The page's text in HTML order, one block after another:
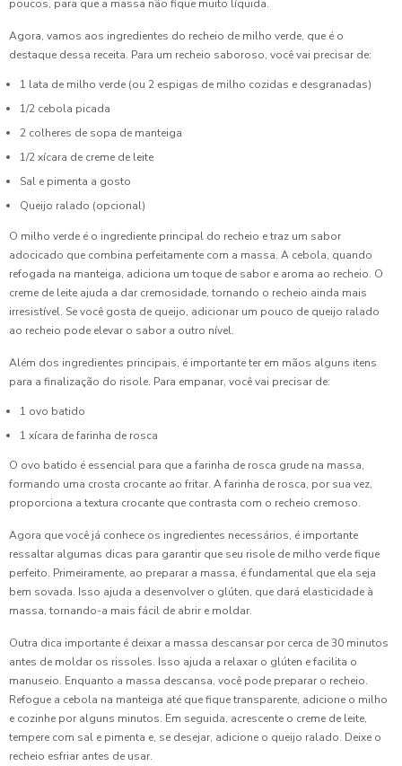
Coxinha de Aniversário: Apreenda Novas Receitas e Dicas
Incríveis
Coxinha de Festa é a Estrela do Seu Evento: As Dicas mais
Irresistíveis
Coxinha de Festa é a Estrela do Seu Evento: Dicas e
Coxinha de Festa é a Estrela do Seu Evento: Dicas para
Coxinha de Festa: 7 Receitas Irresistíveis para Surpreender
Coxinha de Festa: A Receita Perfeita para Encantar Seus
Convidados
Coxinha de Festa: Como Preparar a Receita Perfeita para
Encantar Seus Convidados
Coxinha para Aniversário: Delícias que Não Podem Faltar
na Sua Festa
Coxinha para Aniversário é a Escolha Perfeita para
Surpreender Seus Convidados
Coxinha para Aniversário é a Opção Perfeita para
Surpreender Seus Convidados
Coxinha para Aniversário: A Escolha Perfeita para Seus
Convidados
Coxinha para Aniversário: Delícias que Não Podem Faltar
na Sua Festa
Coxinha para Festa de Aniversário
Coxinha para Festa de Aniversário
poucos, para que a massa não fique muito líquida.
Agora, vamos aos ingredientes do recheio de milho verde, que é o
destaque dessa receita. Para um recheio saboroso, você vai precisar de:
1 lata de milho verde (ou 2 espigas de milho cozidas e desgranadas)
1/2 cebola picada
2 colheres de sopa de manteiga
1/2 xícara de creme de leite
Sal e pimenta a gosto
Queijo ralado (opcional)
O milho verde é o ingrediente principal do recheio e traz um sabor
adocicado que combina perfeitamente com a massa. A cebola, quando
refogada na manteiga, adiciona um toque de sabor e aroma ao recheio. O
creme de leite ajuda a dar cremosidade, tornando o recheio ainda mais
irresistível. Se você gosta de queijo, adicionar um pouco de queijo ralado
ao recheio pode elevar o sabor a outro nível.
Além dos ingredientes principais, é importante ter em mãos alguns itens
para a finalização do risole. Para empanar, você vai precisar de:
1 ovo batido
1 xícara de farinha de rosca
O ovo batido é essencial para que a farinha de rosca grude na massa,
formando uma crosta crocante ao fritar. A farinha de rosca, por sua vez,
proporciona a textura crocante que contrasta com o recheio cremoso.
Agora que você já conhece os ingredientes necessários, é importante
ressaltar algumas dicas para garantir que seu risole de milho verde fique
perfeito. Primeiramente, ao preparar a massa, é fundamental que ela seja
bem sovada. Isso ajuda a desenvolver o glúten, que dará elasticidade à
massa, tornando-a mais fácil de abrir e moldar.
Outra dica importante é deixar a massa descansar por cerca de 30 minutos
antes de moldar os rissoles. Isso ajuda a relaxar o glúten e facilita o
manuseio. Enquanto a massa descansa, você pode preparar o recheio.
Refogue a cebola na manteiga até que fique transparente, adicione o milho
e cozinhe por alguns minutos. Em seguida, acrescente o creme de leite,
tempere com sal e pimenta e, se desejar, adicione o queijo ralado. Deixe o
recheio esfriar antes de usar.